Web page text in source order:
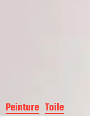
Peinture Toile